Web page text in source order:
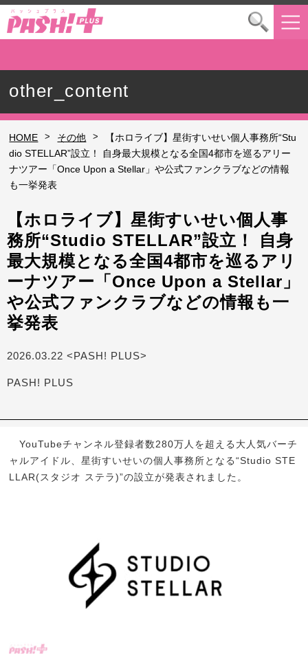
other_content
HOME > その他 >
【ホロライブ】星街すいせい個人事務所“Stu
dio STELLAR”設立！ 自身最大規模となる全国4都市を巡るアリー
ナツアー「Once Upon a Stellar」や公式ファンクラブなどの情報
も一挙発表
【ホロライブ】星街すいせい個人事
務所“Studio STELLAR”設立！ 自身
最大規模となる全国4都市を巡るアリ
ーナツアー「Once Upon a Stellar」
や公式ファンクラブなどの情報も一
挙発表
2026.03.22 <PASH! PLUS>
PASH! PLUS
YouTubeチャンネル登録者数280万人を超える大人気バーチ
ャルアイドル、星街すいせいの個人事務所となる“Studio STE
LLAR(スタジオ ステラ)”の設立が発表されました。